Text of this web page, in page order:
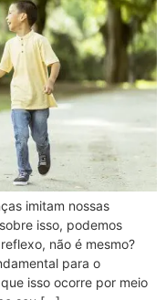
imitam nossas
isso, podemos
não é mesmo?
para o
isso ocorre por meio